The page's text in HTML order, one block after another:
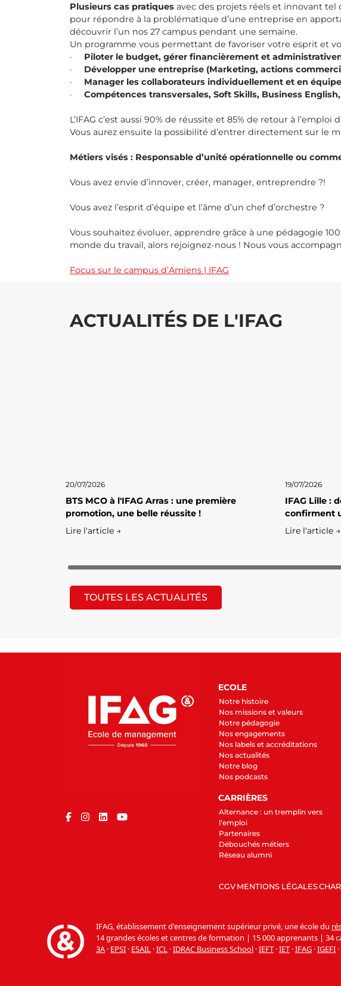
Plusieurs cas pratiques avec des projets réels et innovant tel
pour répondre à la problématique d’une entreprise en
découvrir l’un nos 27 campus pendant une semaine.
Un programme vous permettant de favoriser votre esprit et
· Piloter le budget, gérer financièrement et
· Développer une entreprise (Marketing, actions
· Manager les collaborateurs individuellement et en équipe
· Compétences transversales, Soft Skills, Business
L’IFAG c’est aussi 90% de réussite et 85% de retour à
Vous aurez ensuite la possibilité d’entrer directement sur le
Métiers visés : Responsable d’unité opérationnelle ou
Vous avez envie d’innover, créer, manager, entreprendre ?!
Vous avez l’esprit d’équipe et l’âme d’un chef d’orchestre ?
Vous souhaitez évoluer, apprendre grâce à une pédagogie
monde du travail, alors rejoignez-nous ! Nous vous
Focus sur le campus d’Amiens | IFAG
ACTUALITÉS DE L'IFAG
20/07/2026
BTS MCO à l'IFAG Arras : une première
promotion, une belle réussite !
Lire l'article →
19/07/2026
IFAG Lille :
confirment
Lire l'article →
TOUTES LES ACTUALITÉS
ECOLE
Notre histoire
Nos missions et valeurs
Notre pédagogie
Nos engagements
Nos labels et accréditations
Nos actualités
Notre blog
Nos podcasts
CARRIÈRES
Alternance : un tremplin vers
l’emploi
Partenaires
Débouchés métiers
Réseau alumni
CGV MENTIONS LÉGALES